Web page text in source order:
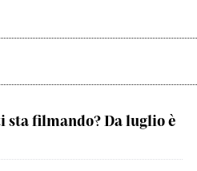
sta filmando? Da luglio è